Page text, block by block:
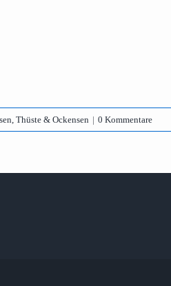
Thüste & Ockensen | 0 Kommentare